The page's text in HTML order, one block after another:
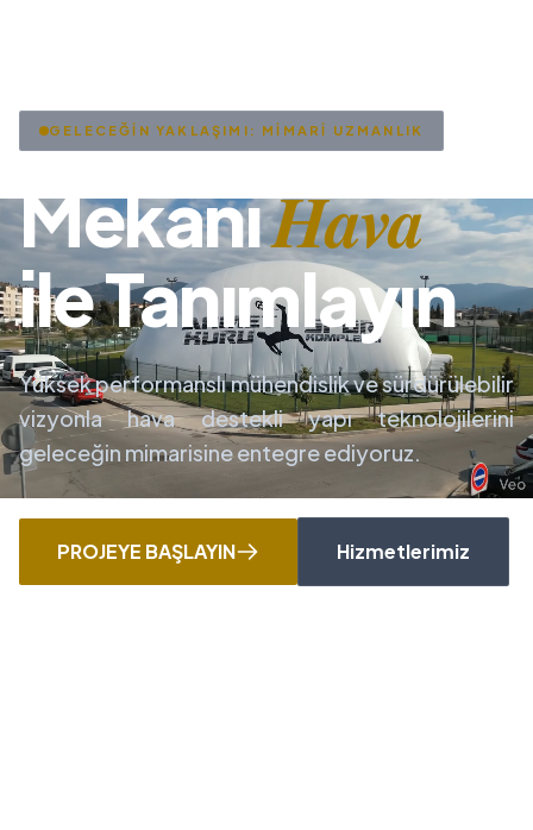
GELECEĞİN YAKLAŞIMI: MİMARİ UZMANLIK
MekanıHava
ile Tanımlayın
Yüksek performanslı mühendislik ve sürdürülebilir
vizyonla hava destekli yapı teknolojilerini
geleceğin mimarisine entegre ediyoruz.
PROJEYE BAŞLAYIN Hizmetlerimiz